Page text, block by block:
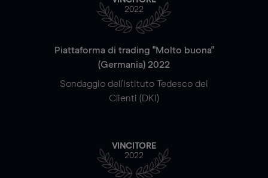
2022
Piattaforma di trading "Molto buona"
(Germania) 2022
Sondaggio dell'Istituto Tedesco dei
Clienti (DKI)
VINCITORE
2022